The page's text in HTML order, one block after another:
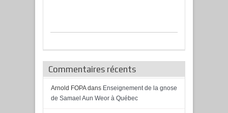
Commentaires récents
Arnold FOPAdans Enseignement de la gnose
de Samael Aun Weor à Québec